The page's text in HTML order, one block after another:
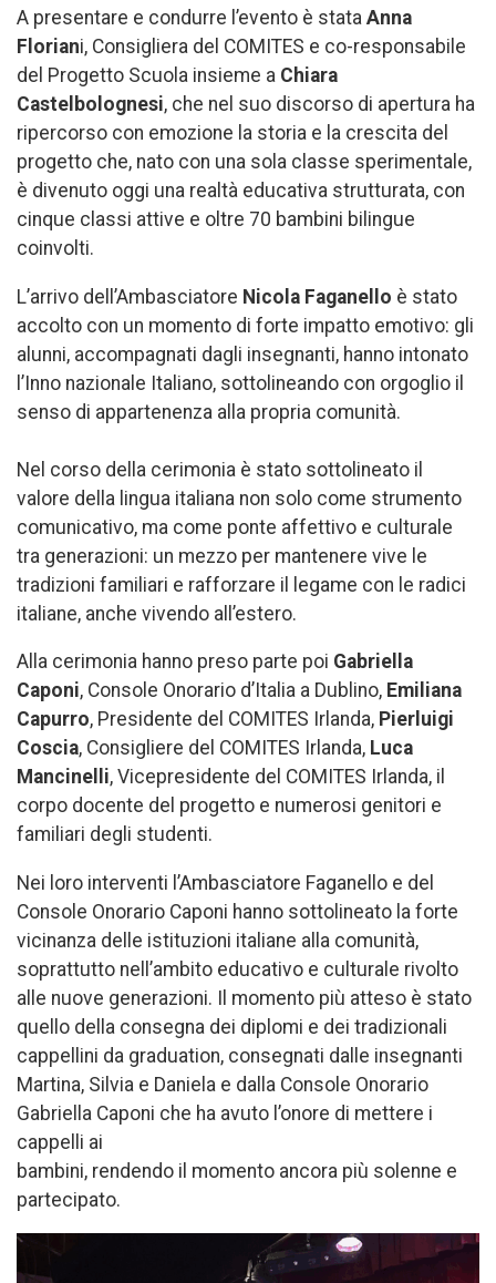
A presentare e condurre l’evento è stata Anna
Floriani, Consigliera del COMITES e co-responsabile
del Progetto Scuola insieme a Chiara
Castelbolognesi, che nel suo discorso di apertura ha
ripercorso con emozione la storia e la crescita del
progetto che, nato con una sola classe sperimentale,
è divenuto oggi una realtà educativa strutturata, con
cinque classi attive e oltre 70 bambini bilingue
coinvolti.
L’arrivo dell’Ambasciatore Nicola Faganello è stato
accolto con un momento di forte impatto emotivo: gli
alunni, accompagnati dagli insegnanti, hanno intonato
l’Inno nazionale Italiano, sottolineando con orgoglio il
senso di appartenenza alla propria comunità.
Nel corso della cerimonia è stato sottolineato il
valore della lingua italiana non solo come strumento
comunicativo, ma come ponte affettivo e culturale
tra generazioni: un mezzo per mantenere vive le
tradizioni familiari e rafforzare il legame con le radici
italiane, anche vivendo all’estero.
Alla cerimonia hanno preso parte poi Gabriella
Caponi, Console Onorario d’Italia a Dublino, Emiliana
Capurro, Presidente del COMITES Irlanda, Pierluigi
Coscia, Consigliere del COMITES Irlanda, Luca
Mancinelli, Vicepresidente del COMITES Irlanda, il
corpo docente del progetto e numerosi genitori e
familiari degli studenti.
Nei loro interventi l’Ambasciatore Faganello e del
Console Onorario Caponi hanno sottolineato la forte
vicinanza delle istituzioni italiane alla comunità,
soprattutto nell’ambito educativo e culturale rivolto
alle nuove generazioni. Il momento più atteso è stato
quello della consegna dei diplomi e dei tradizionali
cappellini da graduation, consegnati dalle insegnanti
Martina, Silvia e Daniela e dalla Console Onorario
Gabriella Caponi che ha avuto l’onore di mettere i
cappelli ai
bambini, rendendo il momento ancora più solenne e
partecipato.